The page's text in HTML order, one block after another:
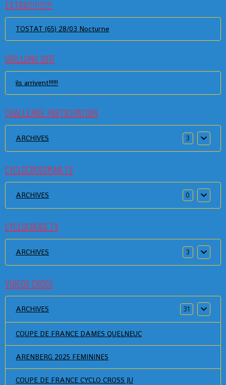
EXTRA!!!!!!!!!!
TOSTAT (65) 28/03 Nocturne
GRILLONS 2017
ils arrivent!!!!!!
CHALLENGE PARTICIPATION
ARCHIVES 3
CYCLOCROSSMAN.TV
ARCHIVES 0
CYCLOCROSS TV
ARCHIVES 3
VIDEOS CROSS
ARCHIVES 31
COUPE DE FRANCE DAMES QUELNEUC
ARENBERG 2025 FEMININES
COUPE DE FRANCE CYCLO CROSS JU